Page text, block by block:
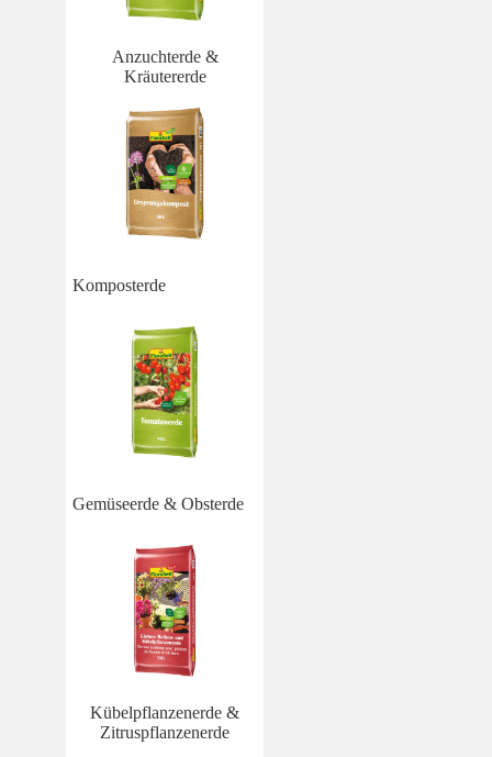
Anzuchterde &
Kräutererde
Komposterde
Gemüseerde & Obsterde
Kübelpflanzenerde &
Zitruspflanzenerde